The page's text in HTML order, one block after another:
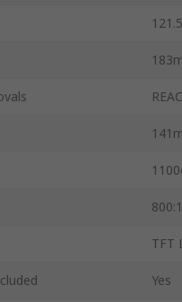
800:1
TFT
Yes